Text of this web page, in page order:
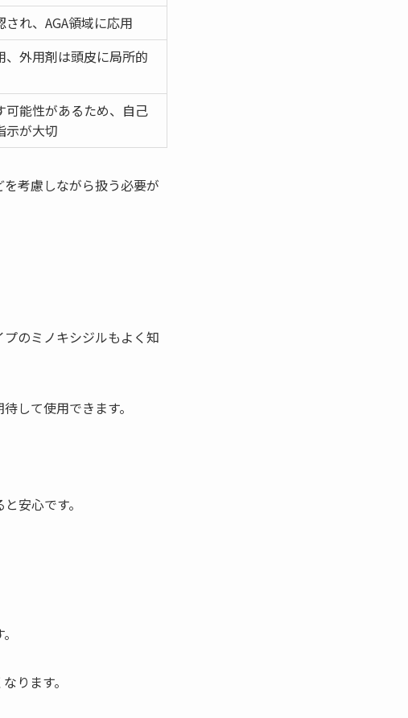
れ、AGA領域に応用
、外用剤は頭皮に局所的
能性があるため、自己
示が大切
考慮しながら扱う必要が
のミノキシジルもよく知
して使用できます。
安心です。
ります。